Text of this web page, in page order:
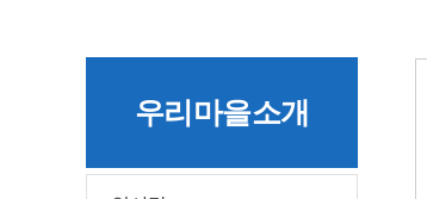
우리마을소개